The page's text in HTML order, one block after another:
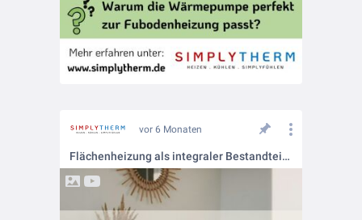
vor 6 Monaten
Flächenheizung als integraler Bestandteil moderner TGA-Konzepte 📐